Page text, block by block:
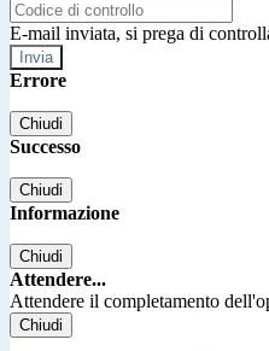
E-mail inviata, si prega di
Errore
Chiudi
Successo
Chiudi
Informazione
Chiudi
Attendere...
Attendere il completamento
Chiudi